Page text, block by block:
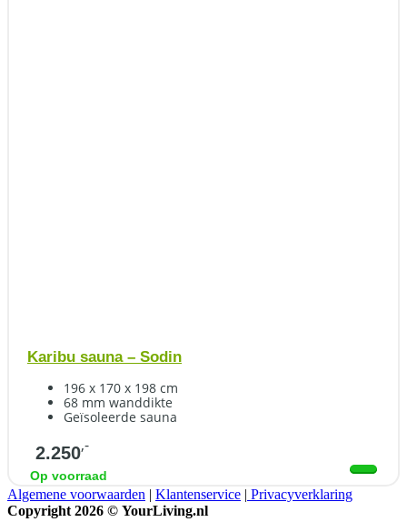
Karibu sauna – Sodin
196 x 170 x 198 cm
68 mm wanddikte
Geïsoleerde sauna
2.250,-
Op voorraad
Algemene voorwaarden | Klantenservice | Privacyverklaring
Copyright 2026 © YourLiving.nl